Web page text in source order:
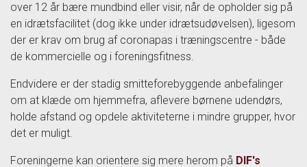
over 12 år bære mundbind eller visir, når de opholder sig på
en idrætsfacilitet (dog ikke under idrætsudøvelsen), ligesom
der er krav om brug af coronapas i træningscentre - både
de kommercielle og i foreningsfitness.
Endvidere er der stadig smitteforebyggende anbefalinger
om at klæde om hjemmefra, aflevere børnene udendørs,
holde afstand og opdele aktiviteterne i mindre grupper, hvor
det er muligt.
Foreningerne kan orientere sig mere herom på DIF's